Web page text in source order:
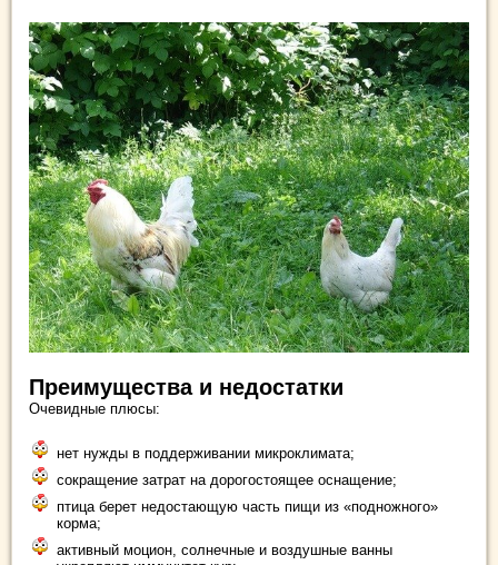
Преимущества и недостатки
Очевидные плюсы:
нет нужды в поддерживании микроклимата;
сокращение затрат на дорогостоящее оснащение;
птица берет недостающую часть пищи из «подножного»
корма;
активный моцион, солнечные и воздушные ванны